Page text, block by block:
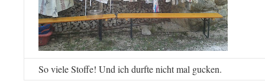
So viele Stoffe! Und ich durfte nicht mal gucken.